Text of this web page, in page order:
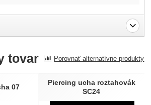
pridaná žiadna recenzia.
tovar Porovnať alternatívne produkty
07
Piercing ucha roztahovák
SC24